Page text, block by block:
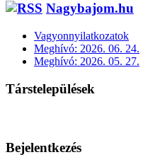
Nagybajom.hu
Vagyonnyilatkozatok
Meghívó: 2026. 06. 24.
Meghívó: 2026. 05. 27.
Társtelepülések
Bejelentkezés